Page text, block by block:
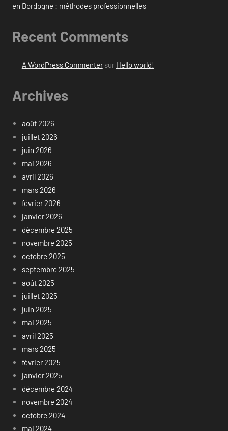
en Dordogne : méthodes professionnelles
Recent Comments
A WordPress Commentersur Hello world!
Archives
août 2026
juillet 2026
juin 2026
mai 2026
avril 2026
mars 2026
février 2026
janvier 2026
décembre 2025
novembre 2025
octobre 2025
septembre 2025
août 2025
juillet 2025
juin 2025
mai 2025
avril 2025
mars 2025
février 2025
janvier 2025
décembre 2024
novembre 2024
octobre 2024
mai 2024